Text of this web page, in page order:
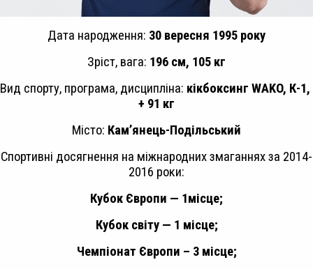
Дата народження: 30 вересня 1995 року
Зріст, вага: 196 см, 105 кг
Вид спорту, програма, дисципліна: кікбоксинг WAKO, К-1,
+ 91 кг
Місто: Кам’янець-Подільський
Спортивні досягнення на міжнародних змаганнях за 2014-
2016 роки:
Кубок Європи — 1місце;
Кубок світу — 1 місце;
Чемпіонат Європи – 3 місце;